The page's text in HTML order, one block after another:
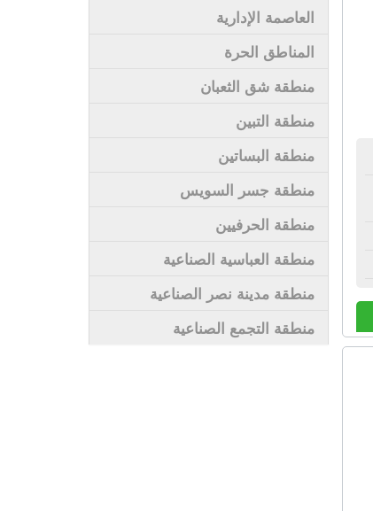
العاصمة الإدارية
المناطق الحرة
منطقة شق الثعبان
منطقة التبين
منطقة البساتين
منطقة جسر السويس
منطقة الحرفيين
منطقة العباسية الصناعية
منطقة مدينة نصر الصناعية
منطقة التجمع الصناعية